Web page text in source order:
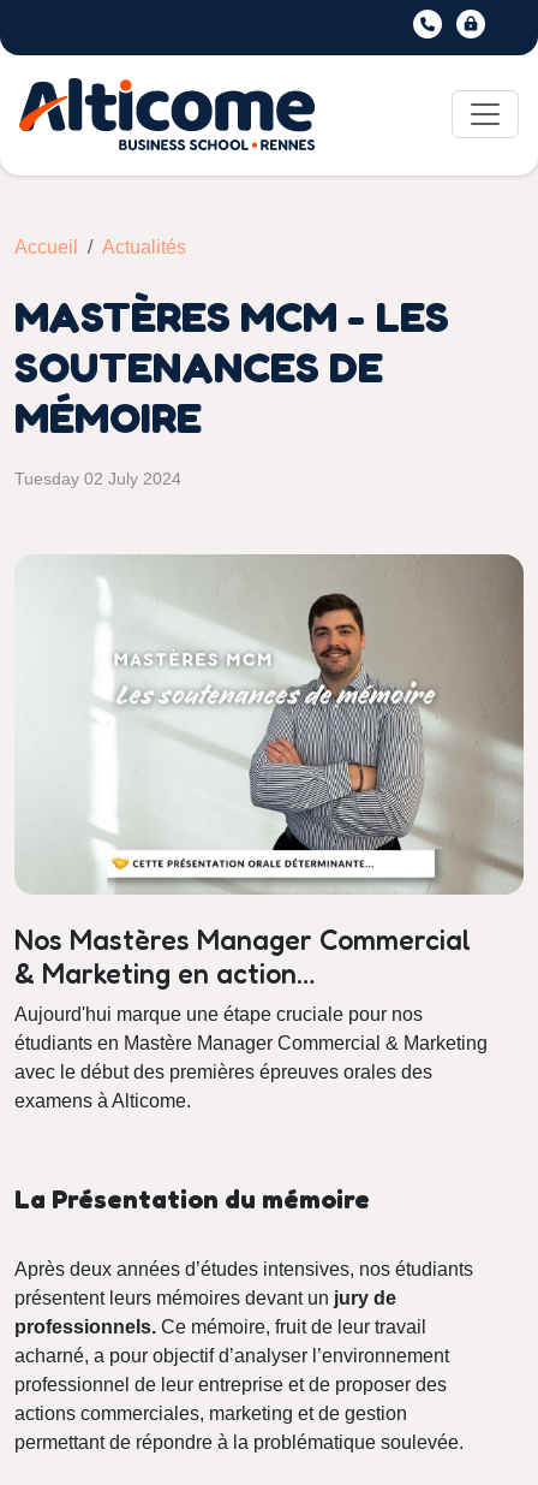
Accueil Actualités
MASTÈRES MCM - LES
SOUTENANCES DE
MÉMOIRE
Tuesday 02 July 2024
Nos Mastères Manager Commercial
& Marketing en action…
Aujourd'hui marque une étape cruciale pour nos
étudiants en Mastère Manager Commercial & Marketing
avec le début des premières épreuves orales des
examens à Alticome.
La Présentation du mémoire
Après deux années d’études intensives, nos étudiants
présentent leurs mémoires devant un jury de
professionnels. Ce mémoire, fruit de leur travail
acharné, a pour objectif d’analyser l’environnement
professionnel de leur entreprise et de proposer des
actions commerciales, marketing et de gestion
permettant de répondre à la problématique soulevée.